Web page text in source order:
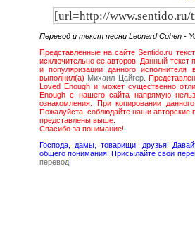
Перевод и текст песни Leonard Cohen -
Представленные на сайте Sentido.ru
исключительно ее авторов. Данный текст
и популяризации данного
выполнил(а) Михаил Цайгер.
Loved Enough и может существенно
Enough с нашего сайта напрямую
ознакомления. При копировании
Пожалуйста, соблюдайте наши авторские
представлены выше.
Спасибо за понимание!
Господа, дамы, товарищи, друзья!
общего понимания! Присылайте свои
перевод!